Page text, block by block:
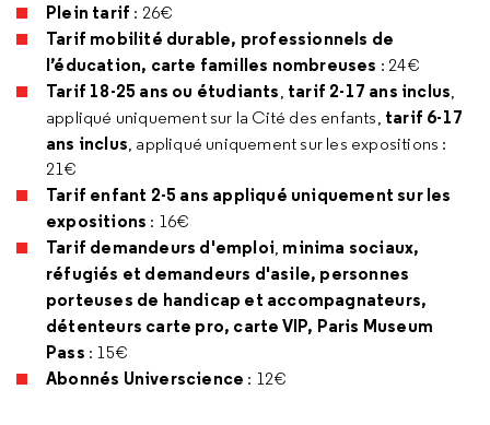
Plein tarif : 26€
Tarif mobilité durable, professionnels de
l’éducation, carte familles nombreuses : 24€
Tarif 18-25 ans ou étudiants, tarif 2-17 ans inclus,
appliqué uniquement sur la Cité des enfants, tarif 6-17
ans inclus, appliqué uniquement sur les expositions :
21€
Tarif enfant 2-5 ans appliqué uniquement sur les
expositions : 16€
Tarif demandeurs d'emploi, minima sociaux,
réfugiés et demandeurs d'asile, personnes
porteuses de handicap et accompagnateurs,
détenteurs carte pro, carte VIP, Paris Museum
Pass : 15€
Abonnés Universcience : 12€